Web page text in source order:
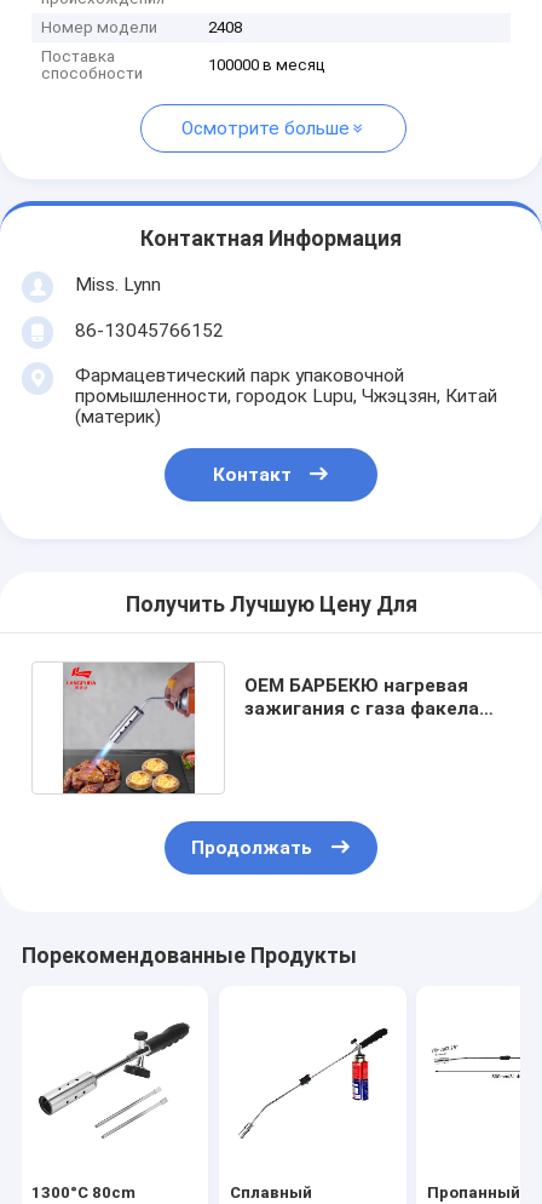
Номер модели
2408
Поставка
способности
100000 в месяц
Осмотрите больше
Контактная Информация
Miss. Lynn
86-13045766152
Фармацевтический парк упаковочной
промышленности, городок Lupu, Чжэцзян, Китай
(материк)
Контакт
Получить Лучшую Цену Для
OEM БАРБЕКЮ нагревая
зажигания c газа факела
Продолжать
Порекомендованные Продукты
1300°C 80cm
Сплавный
Пропанный